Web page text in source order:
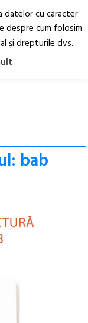
RO EN
bab
datelor cu caracter
despre cum folosim
şi drepturile dvs.